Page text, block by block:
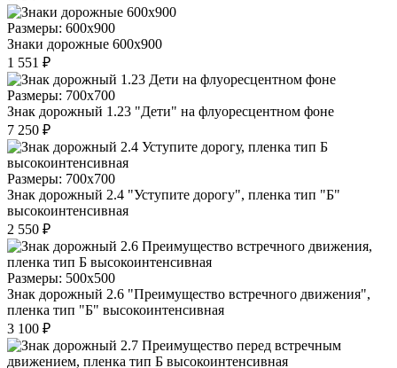
Размеры: 600x900
Знаки дорожные 600x900
1 551 ₽
Размеры: 700х700
Знак дорожный 1.23 "Дети" на флуоресцентном фоне
7 250 ₽
Размеры: 700х700
Знак дорожный 2.4 "Уступите дорогу", пленка тип "Б"
высокоинтенсивная
2 550 ₽
Размеры: 500х500
Знак дорожный 2.6 "Преимущество встречного движения",
пленка тип "Б" высокоинтенсивная
3 100 ₽